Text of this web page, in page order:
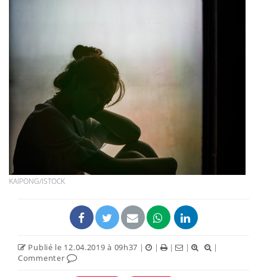
KAIPONG/ISTOCK
Publié le 12.04.2019 à 09h37 | | | |
|
Commenter